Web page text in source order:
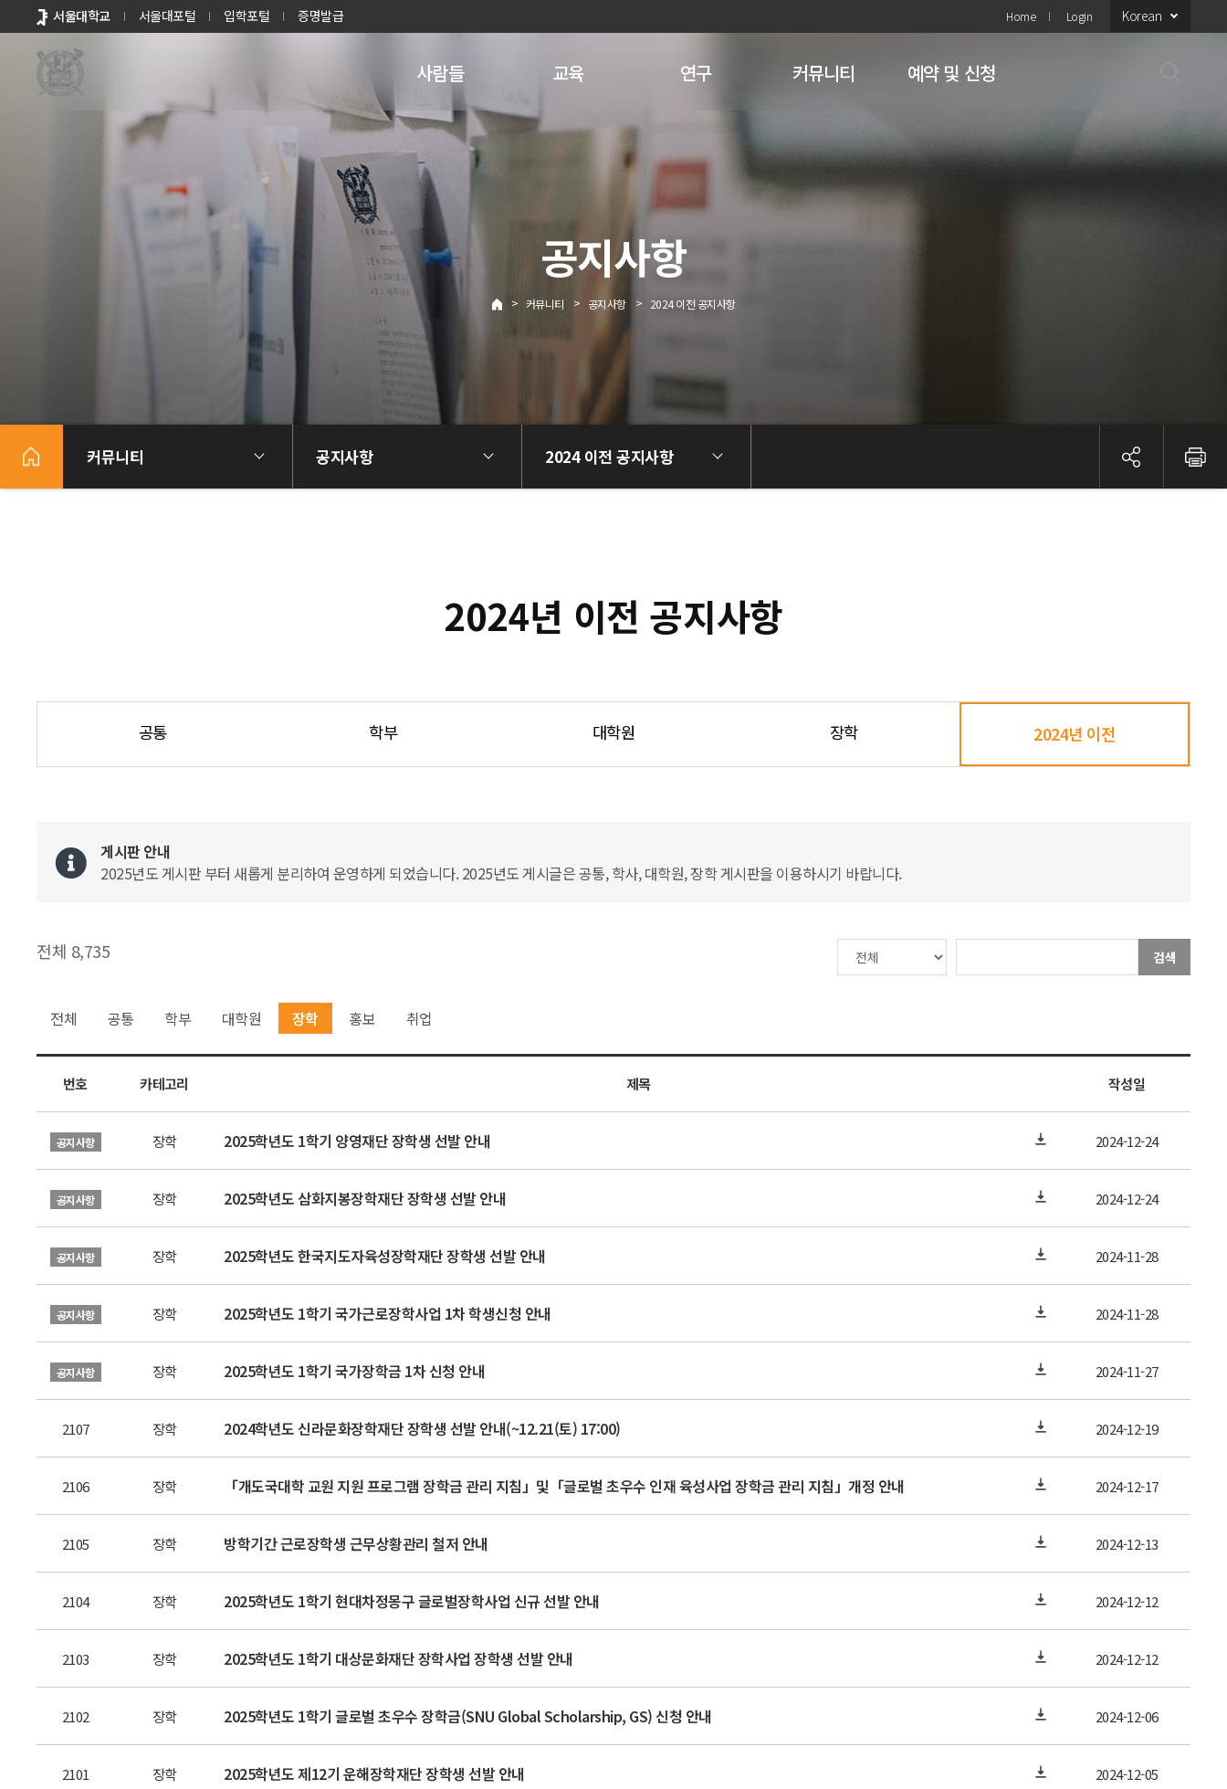
바로가기
메뉴
서울대학교 서울대포털 입학포털 증명발급 Home Login Korean
사람들 교육 연구 커뮤니티 예약 및 신청
공지사항
> 커뮤니티 > 공지사항 > 2024 이전 공지사항
커뮤니티 공지사항 2024 이전 공지사항
2024년 이전 공지사항
공통 학부 대학원 장학 2024년 이전
게시판 안내
2025년도 게시판 부터 새롭게 분리하여 운영하게 되었습니다. 2025년도 게시글은 공통, 학사, 대학원, 장학 게시판을 이용하시기 바랍니다.
전체 8,735 검색
전체 공통 학부 대학원 장학 홍보 취업
번호 카테고리 제목 작성일
공지사항 장학 2025학년도 1학기 양영재단 장학생 선발 안내 2024-12-24
공지사항 장학 2025학년도 삼화지봉장학재단 장학생 선발 안내 2024-12-24
공지사항 장학 2025학년도 한국지도자육성장학재단 장학생 선발 안내 2024-11-28
공지사항 장학 2025학년도 1학기 국가근로장학사업 1차 학생신청 안내 2024-11-28
공지사항 장학 2025학년도 1학기 국가장학금 1차 신청 안내 2024-11-27
2107 장학 2024학년도 신라문화장학재단 장학생 선발 안내(~12.21(토) 17:00) 2024-12-19
2106 장학 「개도국대학 교원 지원 프로그램 장학금 관리 지침」및「글로벌 초우수 인재 육성사업 장학금 관리 지침」개정 안내 2024-12-17
2105 장학 방학기간 근로장학생 근무상황관리 철저 안내 2024-12-13
2104 장학 2025학년도 1학기 현대차정몽구 글로벌장학사업 신규 선발 안내 2024-12-12
2103 장학 2025학년도 1학기 대상문화재단 장학사업 장학생 선발 안내 2024-12-12
2102 장학 2025학년도 1학기 글로벌 초우수 장학금(SNU Global Scholarship, GS) 신청 안내 2024-12-06
2101 장학 2025학년도 제12기 운해장학재단 장학생 선발 안내 2024-12-05